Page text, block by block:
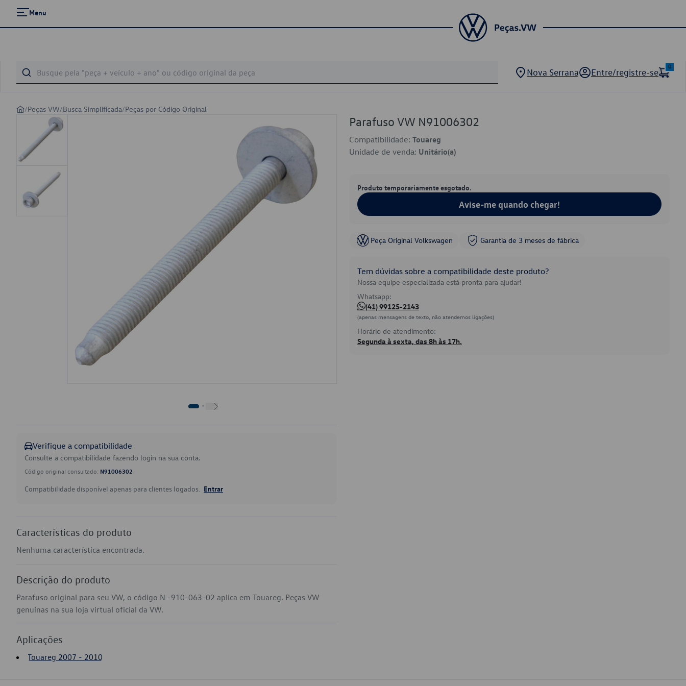
Menu
Nova Serrana Entre/registre-se
0
/Peças VW/Busca Simplificada/Peças por Código Original
Verifique a compatibilidade
Consulte a compatibilidade fazendo login na sua conta.
Código original consultado: N91006302
Compatibilidade disponível apenas para clientes logados. Entrar
Características do produto
Nenhuma característica encontrada.
Descrição do produto
Parafuso original para seu VW, o código N -910-063-02 aplica em Touareg. Peças VW
genuínas na sua loja virtual oficial da VW.
Aplicações
Touareg 2007 - 2010
Parafuso VW N91006302
Compatibilidade: Touareg
Unidade de venda: Unitário(a)
Produto temporariamente esgotado.
Avise-me quando chegar!
Peça Original Volkswagen Garantia de 3 meses de fábrica
Tem dúvidas sobre a compatibilidade deste produto?
Nossa equipe especializada está pronta para ajudar!
Whatsapp:
(41) 99125-2143
(apenas mensagens de texto, não atendemos ligações)
Horário de atendimento:
Segunda à sexta, das 8h às 17h.